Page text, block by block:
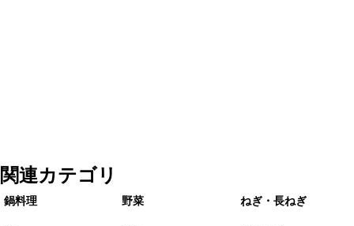
関連カテゴリ
鍋料理 野菜 ねぎ・長ねぎ